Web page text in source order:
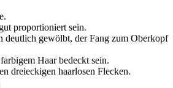
proportioniert sein.
deutlich gewölbt, der Fang zum Oberkopf
Haar bedeckt sein.
dreieckigen haarlosen Flecken.